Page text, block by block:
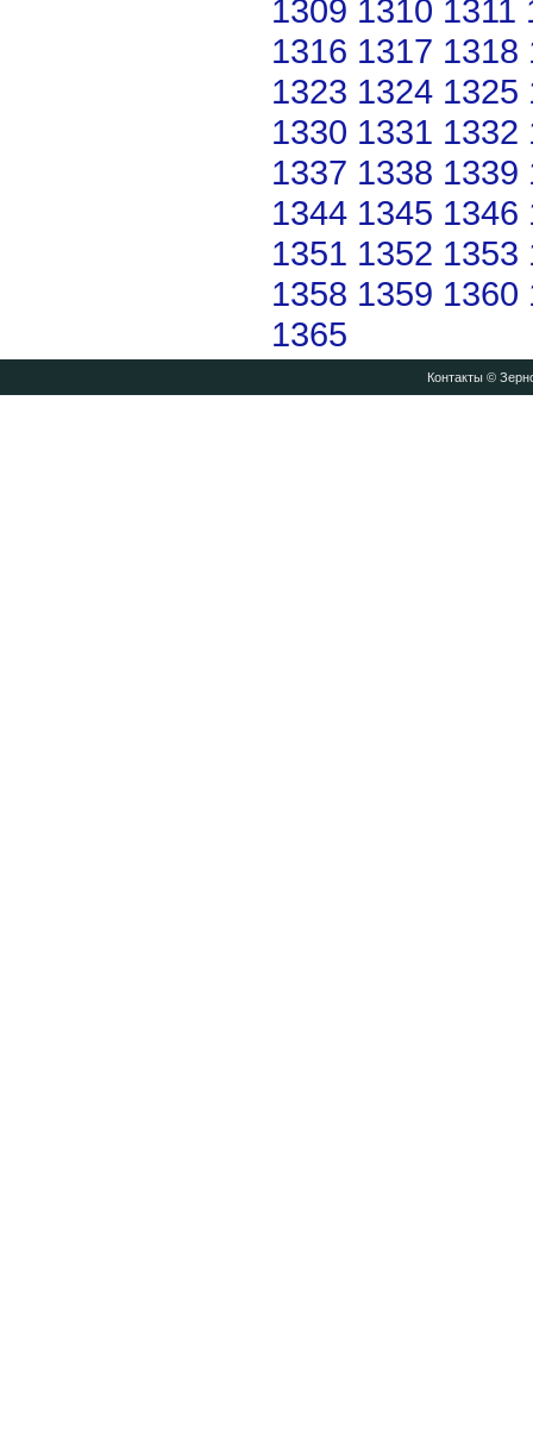
1309 1310 1311
1316 1317 1318
1323 1324 1325
1330 1331 1332
1337 1338 1339
1344 1345 1346
1351 1352 1353
1358 1359 1360
1365
Контакты©